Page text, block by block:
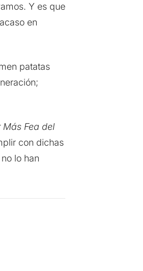
Y es que
en
patatas
Más Fea del
con dichas
lo han